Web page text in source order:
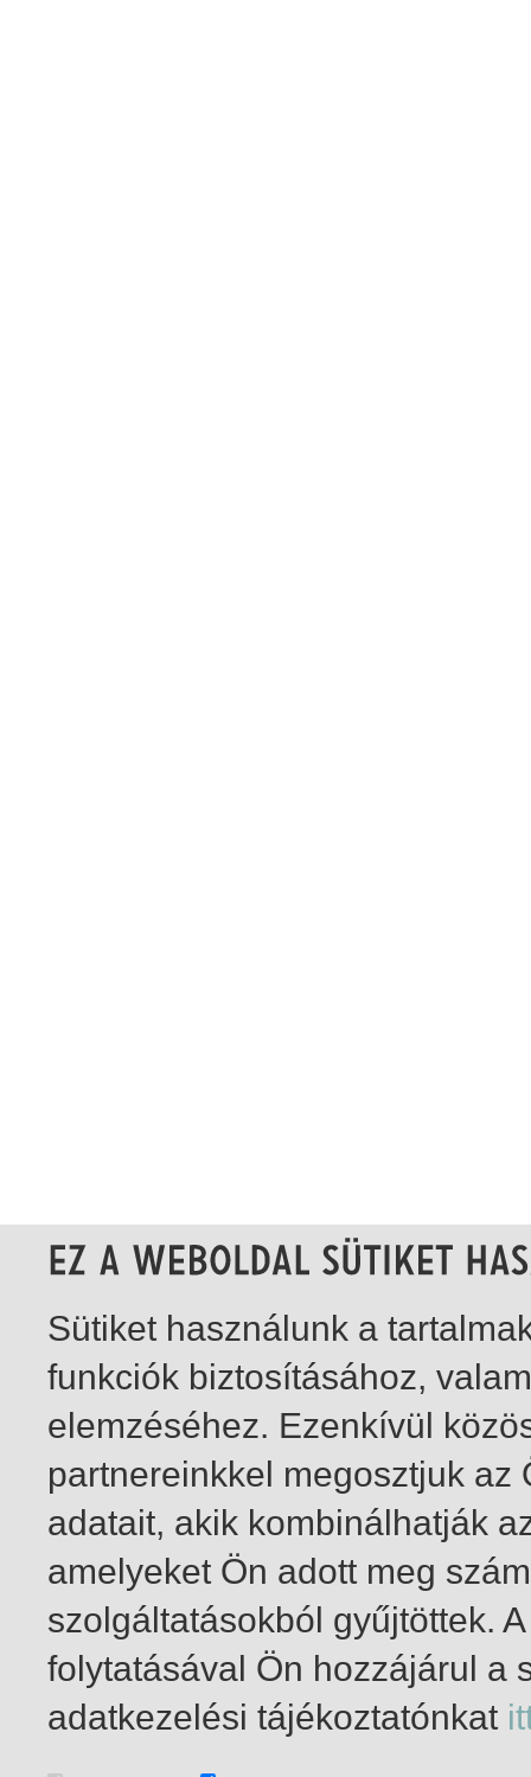
1-2 / total 2 hit
Sütiket használunk a
funkciók biztosításához,
elemzéséhez. Ezenkívül
partnereinkkel megosztjuk
adatait, akik kombinálhatják
amelyeket Ön adott meg
szolgáltatásokból gyűjtöttek.
folytatásával Ön hozzájárul a
adatkezelési tájékoztatónkat